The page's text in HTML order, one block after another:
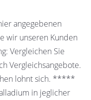
angegebenen
wir unseren Kunden
Vergleichen Sie
Vergleichsangebote.
lohnt sich. *****
in jeglicher